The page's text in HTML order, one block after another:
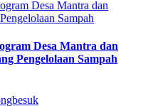
Desa Mantra dan
Pengelolaan Sampah